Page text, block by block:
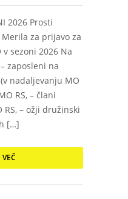
2026 Prosti
za prijavo za
sezoni 2026 Na
zaposleni na
nadaljevanju MO
RS, – člani
– ožji družinski
[…]